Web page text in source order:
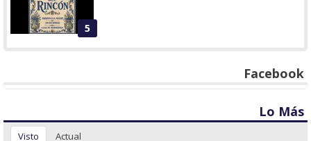
5
Facebook
Lo Más
Visto Actual